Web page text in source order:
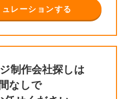
レーションする
制作会社探しは
なしで